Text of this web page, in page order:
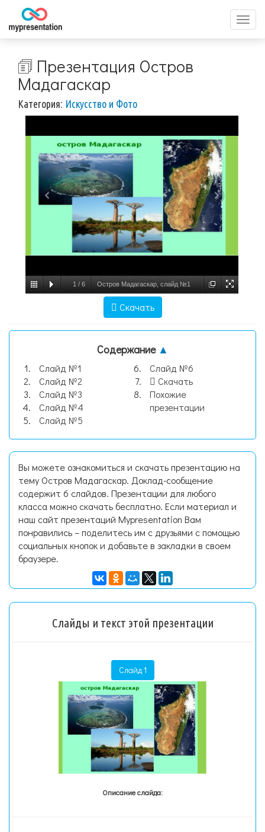
меню
🗊 Презентация Остров
Мадагаскар
Категория: Искусство и Фото
1 / 6 Остров Мадагаскар, слайд №1
Скачать
Содержание ▲
Слайд №1
Слайд №2
Слайд №3
Слайд №4
Слайд №5
Слайд №6
Скачать
Похожие
презентации
Вы можете ознакомиться и скачать презентацию на
тему Остров Мадагаскар. Доклад-сообщение
содержит 6 слайдов. Презентации для любого
класса можно скачать бесплатно. Если материал и
наш сайт презентаций Mypresentation Вам
понравились – поделитесь им с друзьями с помощью
социальных кнопок и добавьте в закладки в своем
браузере.
Слайды и текст этой презентации
Слайд 1
Описание слайда: